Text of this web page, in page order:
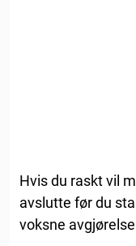
Hvis du raskt vil
avslutte før du
voksne